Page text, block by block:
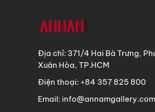
Địa chỉ: 371/4 Hai Bà Trưng,
Xuân Hòa, TP.HCM
Điện thoại: +84 357 825 800
Email: info@annamgallery.com